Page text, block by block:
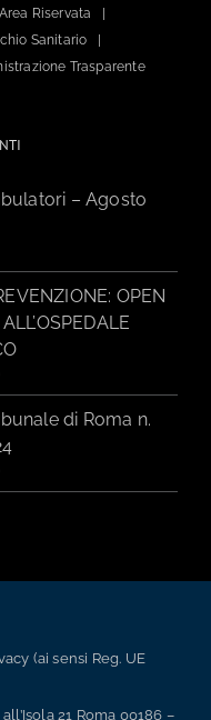
Area Riservata
Sanitario
Trasparente
– Agosto
OPEN
di Roma n.
(ai sensi Reg. UE
21 Roma 00186 –